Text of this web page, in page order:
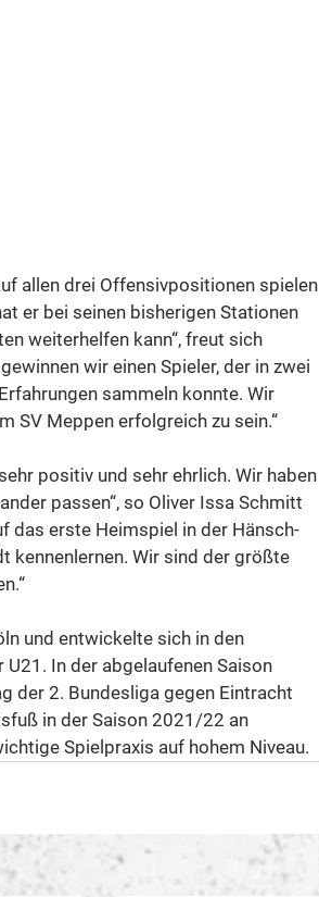
allen drei Offensivpositionen spielen
er bei seinen bisherigen Stationen
weiterhelfen kann“, freut sich
wir einen Spieler, der in zwei
sammeln konnte. Wir
SV Meppen erfolgreich zu sein.“
positiv und sehr ehrlich. Wir haben
passen“, so Oliver Issa Schmitt
das erste Heimspiel in der Hänsch-
kennenlernen. Wir sind der größte
und entwickelte sich in den
In der abgelaufenen Saison
der 2. Bundesliga gegen Eintracht
in der Saison 2021/22 an
Spielpraxis auf hohem Niveau.